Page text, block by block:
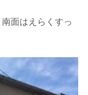
面はえらくすっ